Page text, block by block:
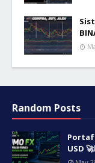
Random Posts
USD